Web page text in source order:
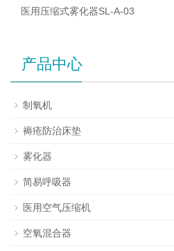
医用压缩式雾化器SL-A-03
产品中心
制氧机
褥疮防治床垫
雾化器
简易呼吸器
医用空气压缩机
空氧混合器